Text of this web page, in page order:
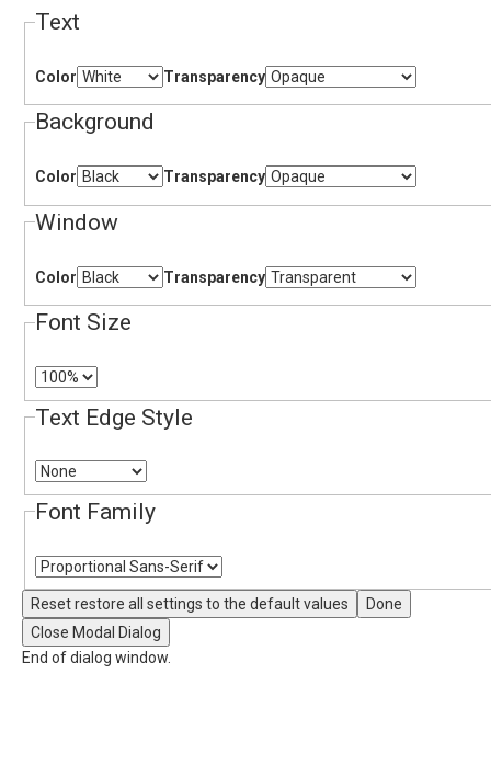
Text
Color Transparency
Background
Color Transparency
Window
Color Transparency
Font Size
Text Edge Style
Font Family
Resetrestore all settings to the default values
Done
Close Modal Dialog
End of dialog window.